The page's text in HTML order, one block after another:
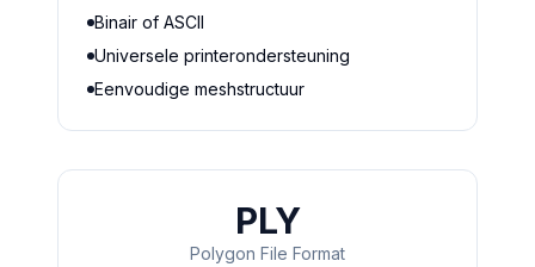
Binair of ASCII
Universele printerondersteuning
Eenvoudige meshstructuur
PLY
Polygon File Format